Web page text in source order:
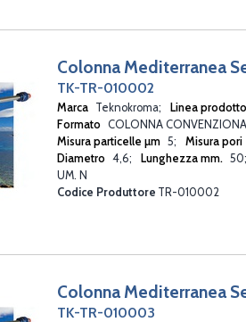
Colonna Mediterranea
TK-TR-010002
Marca Teknokroma Linea prodotto
Formato COLONNA
Misura particelle µm 5 Misura pori
Diametro 4,6 Lunghezza mm. 50
UM. N
Codice Produttore TR-010002
Colonna Mediterranea
TK-TR-010003